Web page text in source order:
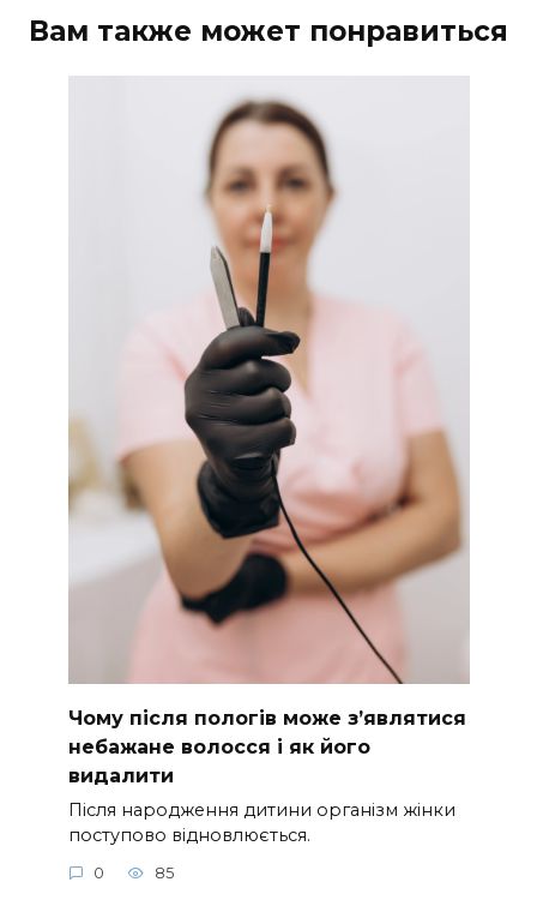
Вам также может понравиться
Чому після пологів може з’являтися
небажане волосся і як його
видалити
Після народження дитини організм жінки
поступово відновлюється.
0 85